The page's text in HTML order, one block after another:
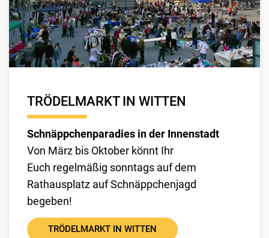
TRÖDELMARKT IN WITTEN
Schnäppchenparadies in der Innenstadt
Von März bis Oktober könnt Ihr
Euch regelmäßig sonntags auf dem
Rathausplatz auf Schnäppchenjagd
begeben!
TRÖDELMARKT IN WITTEN